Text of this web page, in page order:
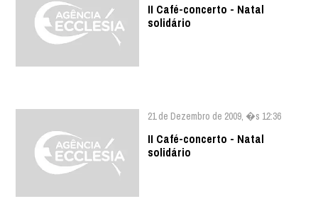
II Café-concerto - Natal
solidário
21 de Dezembro de 2009, �s 12:36
II Café-concerto - Natal
solidário